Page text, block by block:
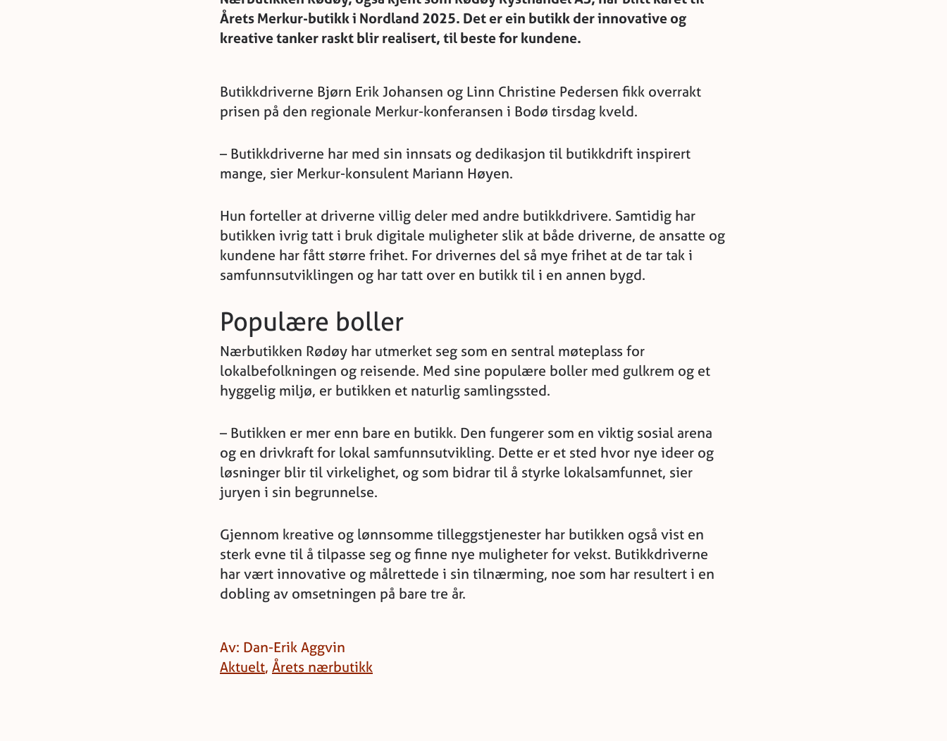
Årets Merkur-butikk i Nordland 2025. Det er ein butikk der innovative og
kreative tanker raskt blir realisert, til beste for kundene.
Butikkdriverne Bjørn Erik Johansen og Linn Christine Pedersen fikk overrakt
prisen på den regionale Merkur-konferansen i Bodø tirsdag kveld.
– Butikkdriverne har med sin innsats og dedikasjon til butikkdrift inspirert
mange, sier Merkur-konsulent Mariann Høyen.
Hun forteller at driverne villig deler med andre butikkdrivere. Samtidig har
butikken ivrig tatt i bruk digitale muligheter slik at både driverne, de ansatte og
kundene har fått større frihet. For drivernes del så mye frihet at de tar tak i
samfunnsutviklingen og har tatt over en butikk til i en annen bygd.
Populære boller
Nærbutikken Rødøy har utmerket seg som en sentral møteplass for
lokalbefolkningen og reisende. Med sine populære boller med gulkrem og et
hyggelig miljø, er butikken et naturlig samlingssted.
– Butikken er mer enn bare en butikk. Den fungerer som en viktig sosial arena
og en drivkraft for lokal samfunnsutvikling. Dette er et sted hvor nye ideer og
løsninger blir til virkelighet, og som bidrar til å styrke lokalsamfunnet, sier
juryen i sin begrunnelse.
Gjennom kreative og lønnsomme tilleggstjenester har butikken også vist en
sterk evne til å tilpasse seg og finne nye muligheter for vekst. Butikkdriverne
har vært innovative og målrettede i sin tilnærming, noe som har resultert i en
dobling av omsetningen på bare tre år.
Av: Dan-Erik Aggvin
Aktuelt, Årets nærbutikk